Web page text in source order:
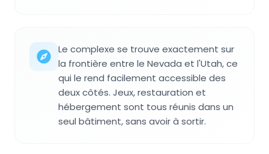
Le complexe se trouve exactement sur
la frontière entre le Nevada et l'Utah, ce
qui le rend facilement accessible des
deux côtés. Jeux, restauration et
hébergement sont tous réunis dans un
seul bâtiment, sans avoir à sortir.